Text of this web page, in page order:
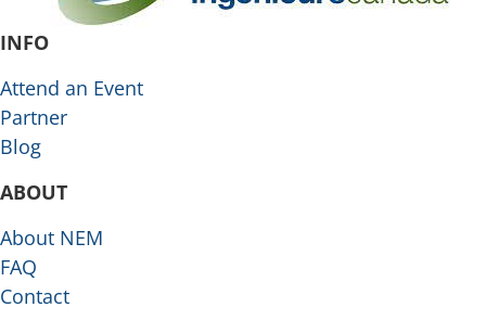
INFO
Attend an Event
Partner
Blog
ABOUT
About NEM
FAQ
Contact